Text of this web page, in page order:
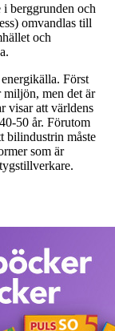
berggrunden och
omvandlas till
och
Först
miljön, men det är
visar att världens
50 år. Förutom
bilindustrin måste
som är